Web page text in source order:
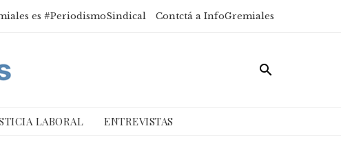
es #PeriodismoSindical Contctá a InfoGremiales
LABORAL ENTREVISTAS